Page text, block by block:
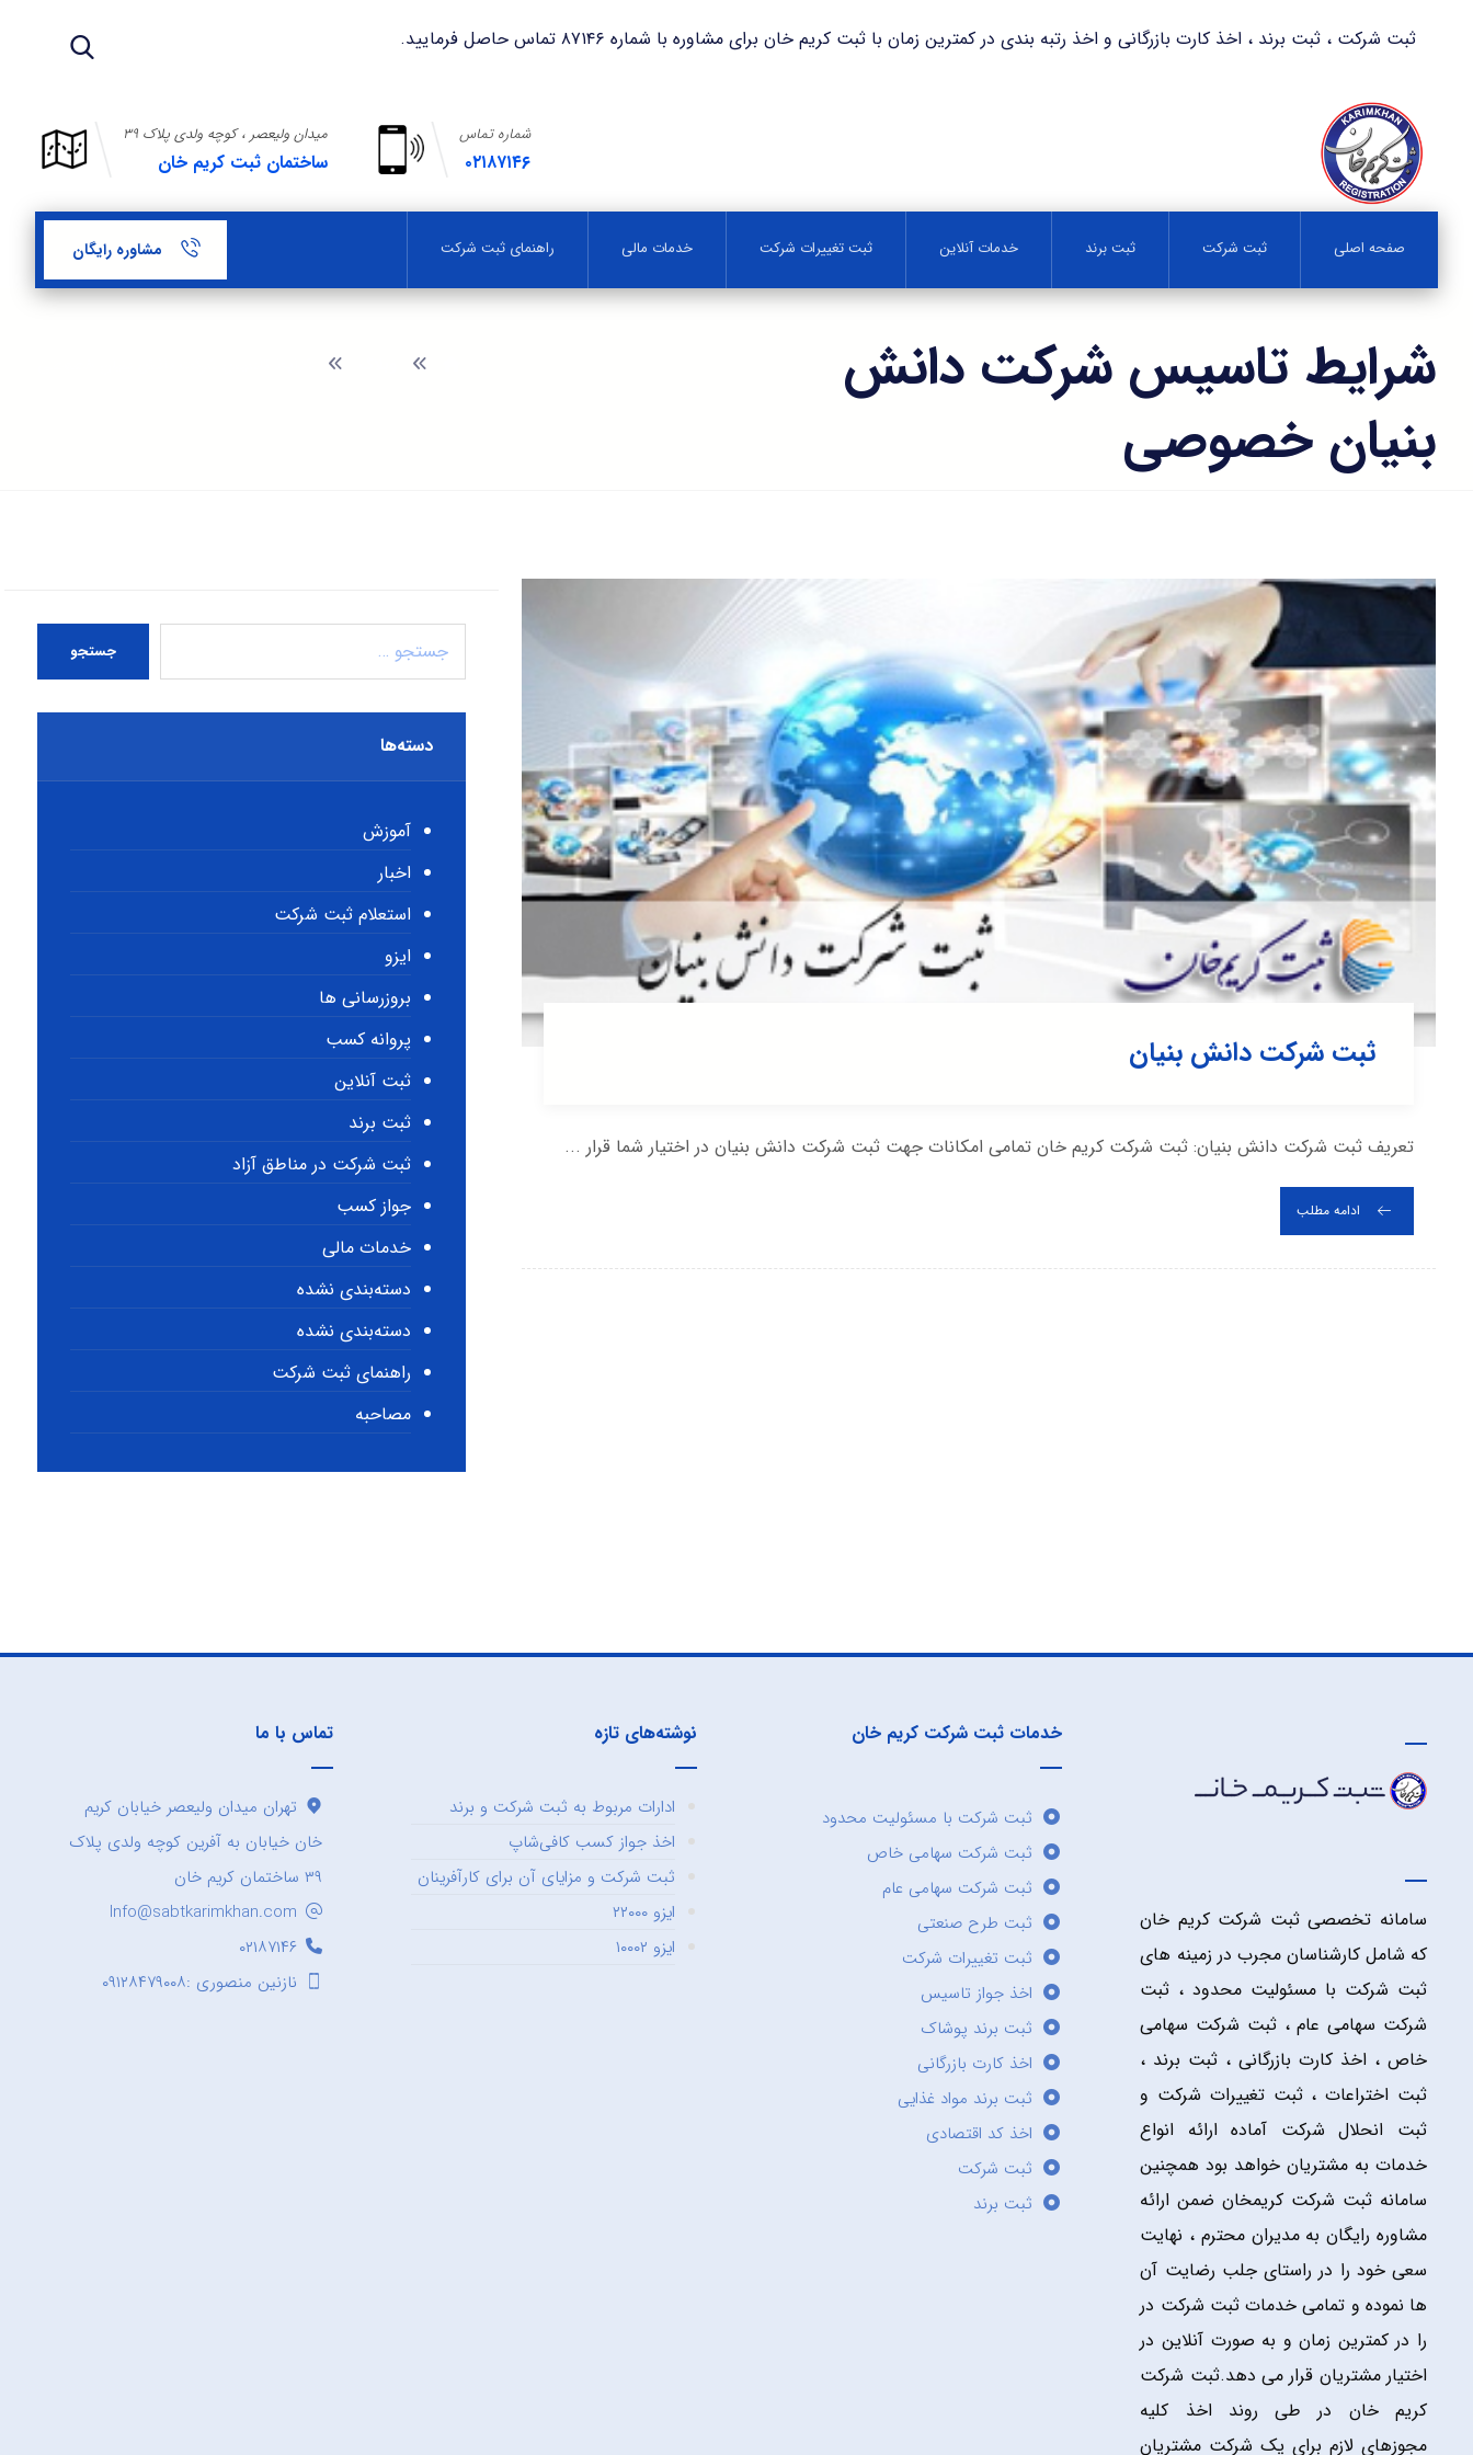
ثبت شرکت ، ثبت برند ، اخذ کارت بازرگانی و اخذ رتبه بندی در کمترین زمان با ثبت کریم خان برای مشاوره با شماره ۸۷۱۴۶ تماس حاصل فرمایید.
میدان ولیعصر ، کوچه ولدی پلاک ۳۹
ساختمان ثبت کریم خان
شماره تماس
۰۲۱۸۷۱۴۶
صفحه اصلی ثبت شرکت ثبت برند خدمات آنلاین ثبت تغییرات شرکت خدمات مالی راهنمای ثبت شرکت مشاوره رایگان
شرایط تاسیس شرکت دانش
بنیان خصوصی
ثبت شرکت دانش بنیان
تعریف ثبت شرکت دانش بنیان: ثبت شرکت کریم خان تمامی امکانات جهت ثبت شرکت دانش بنیان در اختیار شما قرار ...
ادامه مطلب
جستجو
دسته‌ها
آموزش
اخبار
استعلام ثبت شرکت
ایزو
بروزرسانی ها
پروانه کسب
ثبت آنلاین
ثبت برند
ثبت شرکت در مناطق آزاد
جواز کسب
خدمات مالی
دسته‌بندی نشده
دسته‌بندی نشده
راهنمای ثبت شرکت
مصاحبه
سامانه تخصصی ثبت شرکت کریم خان
که شامل کارشناسان مجرب در زمینه های
ثبت شرکت با مسئولیت محدود ، ثبت
شرکت سهامی عام ، ثبت شرکت سهامی
خاص ، اخذ کارت بازرگانی ، ثبت برند ،
ثبت اختراعات ، ثبت تغییرات شرکت و
ثبت انحلال شرکت آماده ارائه انواع
خدمات به مشتریان خواهد بود همچنین
سامانه ثبت شرکت کریمخان ضمن ارائه
مشاوره رایگان به مدیران محترم ، نهایت
سعی خود را در راستای جلب رضایت آن
ها نموده و تمامی خدمات ثبت شرکت در
را در کمترین زمان و به صورت آنلاین در
اختیار مشتریان قرار می دهد.ثبت شرکت
کریم خان در طی روند اخذ کلیه
مجوزهای لازم برای یک شرکت مشتریان
خدمات ثبت شرکت کریم خان
ثبت شرکت با مسئولیت محدود
ثبت شرکت سهامی خاص
ثبت شرکت سهامی عام
ثبت طرح صنعتی
ثبت تغییرات شرکت
اخذ جواز تاسیس
ثبت برند پوشاک
اخذ کارت بازرگانی
ثبت برند مواد غذایی
اخذ کد اقتصادی
ثبت شرکت
ثبت برند
نوشته‌های تازه
ادارات مربوط به ثبت شرکت و برند
اخذ جواز کسب کافی‌شاپ
ثبت شرکت و مزایای آن برای کارآفرینان
ایزو ۲۲۰۰۰
ایزو ۱۰۰۰۲
تماس با ما
تهران میدان ولیعصر خیابان کریم
خان خیابان به آفرین کوچه ولدی پلاک
۳۹ ساختمان کریم خان
Info@sabtkarimkhan.com
۰۲۱۸۷۱۴۶
نازنین منصوری :۰۹۱۲۸۴۷۹۰۰۸